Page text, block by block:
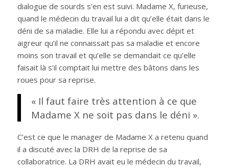
dialogue de sourds s’en est suivi. Madame X, furieuse,
quand le médecin du travail lui a dit qu’elle était dans le
déni de sa maladie. Elle lui a répondu avec dépit et
aigreur qu’il ne connaissait pas sa maladie et encore
moins son travail et qu’elle se demandait ce qu’elle
faisait là s’il comptait lui mettre des bâtons dans les
roues pour sa reprise.
« Il faut faire très attention à ce que
Madame X ne soit pas dans le déni ».
C’est ce que le manager de Madame X a retenu quand
il a discuté avec la DRH de la reprise de sa
collaboratrice. La DRH avait eu le médecin du travail,